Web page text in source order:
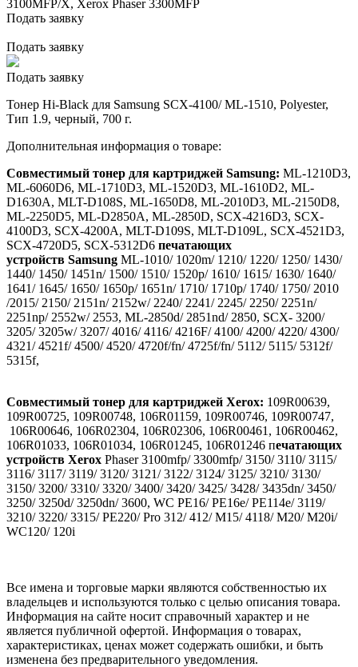
3100MFP/X, Xerox Phaser 3300MFP
Подать заявку
Подать заявку
Подать заявку
Тонер Hi-Black для Samsung SCX-4100/ ML-1510, Polyester,
Тип 1.9, черный, 700 г.
Дополнительная информация о товаре:
Совместимый тонер для картриджей Samsung: ML-1210D3,
ML-6060D6, ML-1710D3, ML-1520D3, ML-1610D2, ML-
D1630A, MLT-D108S, ML-1650D8, ML-2010D3, ML-2150D8,
ML-2250D5, ML-D2850A, ML-2850D, SCX-4216D3, SCX-
4100D3, SCX-4200A, MLT-D109S, MLT-D109L, SCX-4521D3,
SCX-4720D5, SCX-5312D6 печатающих
устройств Samsung ML-1010/ 1020m/ 1210/ 1220/ 1250/ 1430/
1440/ 1450/ 1451n/ 1500/ 1510/ 1520p/ 1610/ 1615/ 1630/ 1640/
1641/ 1645/ 1650/ 1650p/ 1651n/ 1710/ 1710p/ 1740/ 1750/ 2010
/2015/ 2150/ 2151n/ 2152w/ 2240/ 2241/ 2245/ 2250/ 2251n/
2251np/ 2552w/ 2553, ML-2850d/ 2851nd/ 2850, SCX- 3200/
3205/ 3205w/ 3207/ 4016/ 4116/ 4216F/ 4100/ 4200/ 4220/ 4300/
4321/ 4521f/ 4500/ 4520/ 4720f/fn/ 4725f/fn/ 5112/ 5115/ 5312f/
5315f,
Совместимый тонер для картриджей Xerox: 109R00639,
109R00725, 109R00748, 106R01159, 109R00746, 109R00747,
106R00646, 106R02304, 106R02306, 106R00461, 106R00462,
106R01033, 106R01034, 106R01245, 106R01246 печатающих
устройств Xerox Phaser 3100mfp/ 3300mfp/ 3150/ 3110/ 3115/
3116/ 3117/ 3119/ 3120/ 3121/ 3122/ 3124/ 3125/ 3210/ 3130/
3150/ 3200/ 3310/ 3320/ 3400/ 3420/ 3425/ 3428/ 3435dn/ 3450/
3250/ 3250d/ 3250dn/ 3600, WC PE16/ PE16e/ PE114e/ 3119/
3210/ 3220/ 3315/ PE220/ Pro 312/ 412/ M15/ 4118/ M20/ M20i/
WC120/ 120i
Все имена и торговые марки являются собственностью их
владельцев и используются только с целью описания товара.
Информация на сайте носит справочный характер и не
является публичной офертой. Информация о товарах,
характеристиках, ценах может содержать ошибки, и быть
изменена без предварительного уведомления.